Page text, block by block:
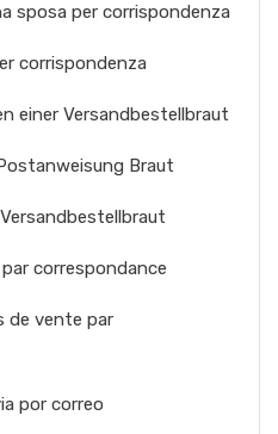
sposa per corrispondenza
corrispondenza
einer Versandbestellbraut
Braut
correspondance
de vente par
por correo